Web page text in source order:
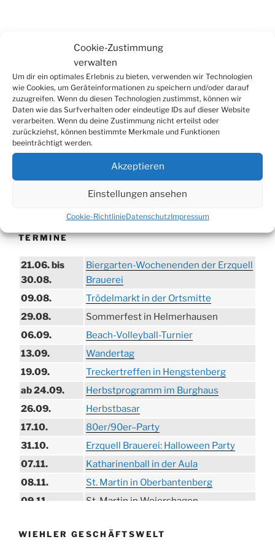
Cookie-Zustimmung
verwalten
Um dir ein optimales Erlebnis zu bieten, verwenden wir Technologien
wie Cookies, um Geräteinformationen zu speichern und/oder darauf
zuzugreifen. Wenn du diesen Technologien zustimmst, können wir
Daten wie das Surfverhalten oder eindeutige IDs auf dieser Website
verarbeiten. Wenn du deine Zustimmung nicht erteilst oder
zurückziehst, können bestimmte Merkmale und Funktionen
beeinträchtigt werden.
Akzeptieren
Einstellungen ansehen
Cookie-RichtlinieDatenschutzImpressum
WERBUNG
TERMINE
21.06. bis
30.08.
Biergarten-Wochenenden der Erzquell
Brauerei
09.08.
Trödelmarkt in der Ortsmitte
29.08.
Sommerfest in Helmerhausen
06.09.
Beach-Volleyball-Turnier
13.09.
Wandertag
19.09.
Treckertreffen in Hengstenberg
ab 24.09.
Herbstprogramm im Burghaus
26.09.
Herbstbasar
17.10.
80er/90er–Party
31.10.
Erzquell Brauerei: Halloween Party
07.11.
Katharinenball in der Aula
08.11.
St. Martin in Oberbantenberg
09.11.
St. Martin in Weiershagen
11.11.
„DÜX“ im Burghaus
WIEHLER GESCHÄFTSWELT